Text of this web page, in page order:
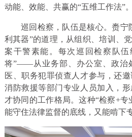
动能、效能、共赢的“五维工作法”。
巡回检察，队伍是核心。赉宁
利其器”的道理，从组织、培训、
案干警素能。每次巡回检察队
将”——从业务部、办公室、政治
医、职务犯罪侦查人才参与，还邀
消防救援等部门专业人员加入，
才协同的工作格局。这种“检察+
能守住法律监督的底线，又能啃下